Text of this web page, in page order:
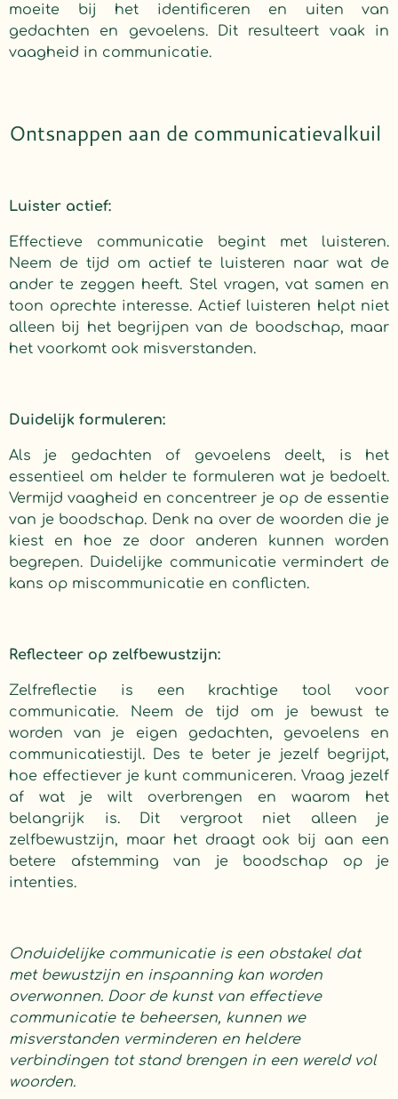
moeite bij het identificeren en uiten van
gedachten en gevoelens. Dit resulteert vaak in
vaagheid in communicatie.
Ontsnappen aan de communicatievalkuil
Luister actief:
Effectieve communicatie begint met luisteren.
Neem de tijd om actief te luisteren naar wat de
ander te zeggen heeft. Stel vragen, vat samen en
toon oprechte interesse. Actief luisteren helpt niet
alleen bij het begrijpen van de boodschap, maar
het voorkomt ook misverstanden.
Duidelijk formuleren:
Als je gedachten of gevoelens deelt, is het
essentieel om helder te formuleren wat je bedoelt.
Vermijd vaagheid en concentreer je op de essentie
van je boodschap. Denk na over de woorden die je
kiest en hoe ze door anderen kunnen worden
begrepen. Duidelijke communicatie vermindert de
kans op miscommunicatie en conflicten.
Reflecteer op zelfbewustzijn:
Zelfreflectie is een krachtige tool voor
communicatie. Neem de tijd om je bewust te
worden van je eigen gedachten, gevoelens en
communicatiestijl. Des te beter je jezelf begrijpt,
hoe effectiever je kunt communiceren. Vraag jezelf
af wat je wilt overbrengen en waarom het
belangrijk is. Dit vergroot niet alleen je
zelfbewustzijn, maar het draagt ook bij aan een
betere afstemming van je boodschap op je
intenties.
Onduidelijke communicatie is een obstakel dat
met bewustzijn en inspanning kan worden
overwonnen. Door de kunst van effectieve
communicatie te beheersen, kunnen we
misverstanden verminderen en heldere
verbindingen tot stand brengen in een wereld vol
woorden.